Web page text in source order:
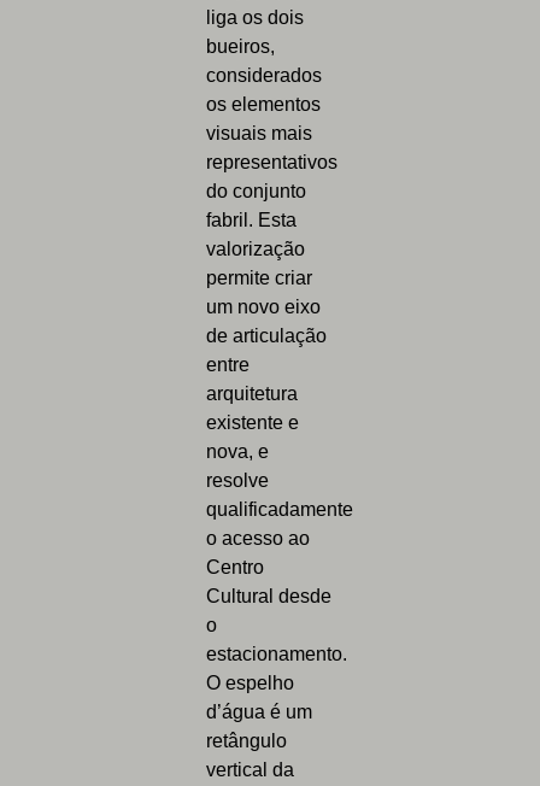
liga os dois
bueiros,
considerados
os elementos
visuais mais
representativos
do conjunto
fabril. Esta
valorização
permite criar
um novo eixo
de articulação
entre
arquitetura
existente e
nova, e
resolve
qualificadamente
o acesso ao
Centro
Cultural desde
o
estacionamento.
O espelho
d’água é um
retângulo
vertical da